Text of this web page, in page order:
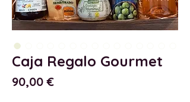
Caja Regalo Gourmet
90,00 €Precio